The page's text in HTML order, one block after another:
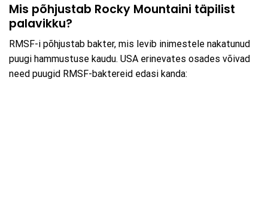
Mis põhjustab Rocky Mountaini täpilist
palavikku?
RMSF-i põhjustab bakter, mis levib inimestele nakatunud
puugi hammustuse kaudu. USA erinevates osades võivad
need puugid RMSF-baktereid edasi kanda: